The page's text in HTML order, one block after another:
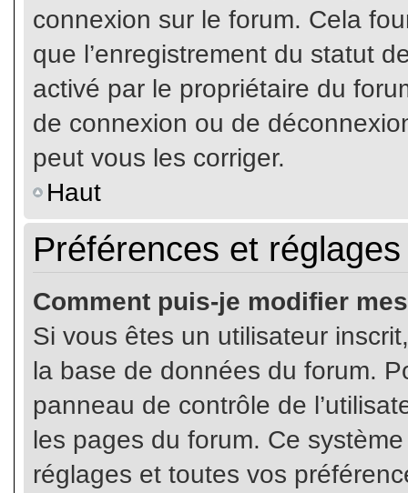
connexion sur le forum. Cela
que l’enregistrement du statut
activé par le propriétaire du
de connexion ou de
peut vous les corriger.
Haut
Préférences et
Comment puis-je modifier
Si vous êtes un utilisateur
la base de données du forum.
panneau de contrôle de
les pages du forum. Ce
réglages et toutes vos